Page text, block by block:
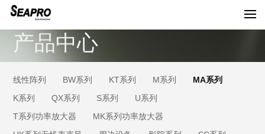
产品中心
线性阵列 BW系列 KT系列 M系列
MA系列
K系列
QX系列 S系列
U系列
T系列功率放大器
MK系列功率放大器